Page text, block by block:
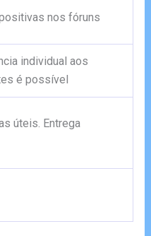
nos fóruns
individual aos
é possível
úteis. Entrega